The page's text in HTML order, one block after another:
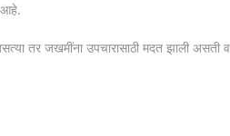
आहे.
तर जखमींना उपचारासाठी मदत झाली असती